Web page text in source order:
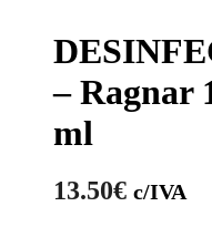
– Ragnar
ml
13.50€ c/IVA